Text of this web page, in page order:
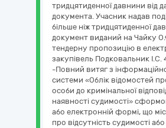
тридцятиденної давнини від
документа. Учасник надав
більше ніж тридцятиденної
документ виданий на Чайку
тендерну пропозицію в
закупівель Подковальник І.С.
-Повний витяг з
системи «Облік відомостей
особи до кримінальної
наявності судимості»
або електронній формі, що
про відсутність судимості